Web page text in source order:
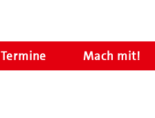
Termine Mach mit!